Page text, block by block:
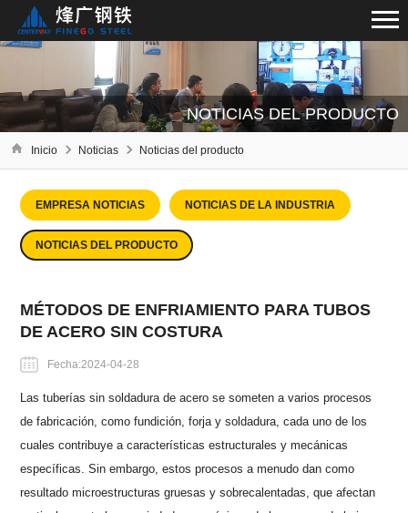
NOTICIAS DEL PRODUCTO
Inicio Noticias Noticias del producto
EMPRESA NOTICIAS NOTICIAS DE LA INDUSTRIA
NOTICIAS DEL PRODUCTO
MÉTODOS DE ENFRIAMIENTO PARA TUBOS
DE ACERO SIN COSTURA
Fecha:2024-04-28
Las tuberías sin soldadura de acero se someten a varios procesos
de fabricación, como fundición, forja y soldadura, cada uno de los
cuales contribuye a características estructurales y mecánicas
específicas. Sin embargo, estos procesos a menudo dan como
resultado microestructuras gruesas y sobrecalentadas, que afectan